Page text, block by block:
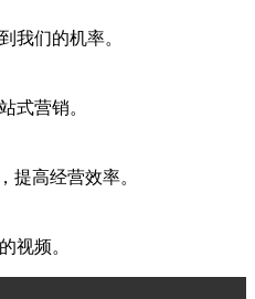
我们的机率。
式营销。
提高经营效率。
视频。